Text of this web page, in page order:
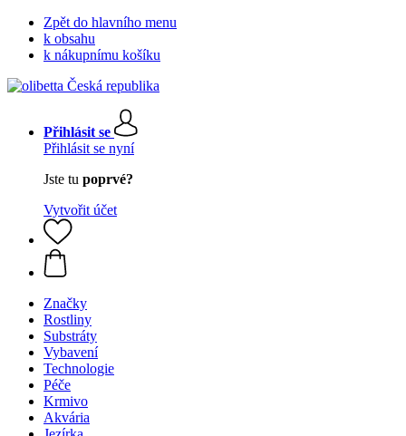
Zpět do hlavního menu
k obsahu
k nákupnímu košíku
Přihlásit se
Přihlásit se nyní
Jste tu poprvé?
Vytvořit účet
Značky
Rostliny
Substráty
Vybavení
Technologie
Péče
Krmivo
Akvária